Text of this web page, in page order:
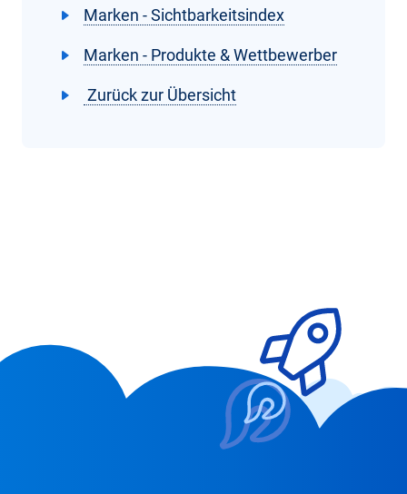
Marken - Sichtbarkeitsindex
Marken - Produkte & Wettbewerber
Zurück zur Übersicht